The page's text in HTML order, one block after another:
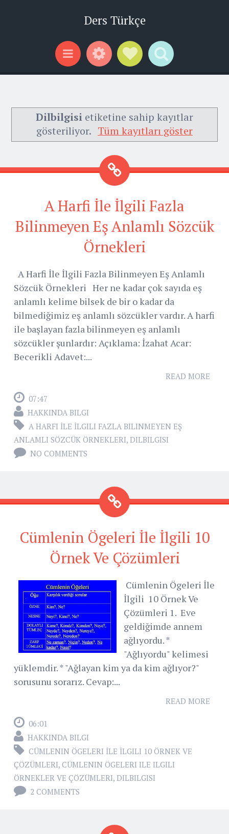
Ders Türkçe
Menu WidgetsSocial Links
Search
Dilbilgisi etiketine sahip kayıtlar
gösteriliyor. Tüm kayıtları göster
A Harfi İle İlgili Fazla
Bilinmeyen Eş Anlamlı Sözcük
Örnekleri
A Harfi İle İlgili Fazla Bilinmeyen Eş Anlamlı
Sözcük Örnekleri Her ne kadar çok sayıda eş
anlamlı kelime bilsek de bir o kadar da
bilmediğimiz eş anlamlı sözcükler vardır. A harfi
ile başlayan fazla bilinmeyen eş anlamlı
sözcükler şunlardır: Açıklama: İzahat Acar:
Becerikli Adavet:...
READ MORE
07:47
HAKKINDA BILGI
A HARFI İLE İLGILI FAZLA BILINMEYEN EŞ
ANLAMLI SÖZCÜK ÖRNEKLERI, DILBILGISI
NO COMMENTS
Cümlenin Ögeleri İle İlgili 10
Örnek Ve Çözümleri
Cümlenin Ögeleri İle
İlgili 10 Örnek Ve
Çözümleri 1. Eve
geldiğimde annem
ağlıyordu. *
"Ağlıyordu" kelimesi
yüklemdir. * "Ağlayan kim ya da kim ağlıyor?"
sorusunu sorarız. Cevap:...
READ MORE
06:01
HAKKINDA BILGI
CÜMLENIN ÖGELERI İLE İLGILI 10 ÖRNEK VE
ÇÖZÜMLERI, CÜMLENIN ÖGELERI ILE ILGILI
ÖRNEKLER VE ÇÖZÜMLERI, DILBILGISI
2 COMMENTS